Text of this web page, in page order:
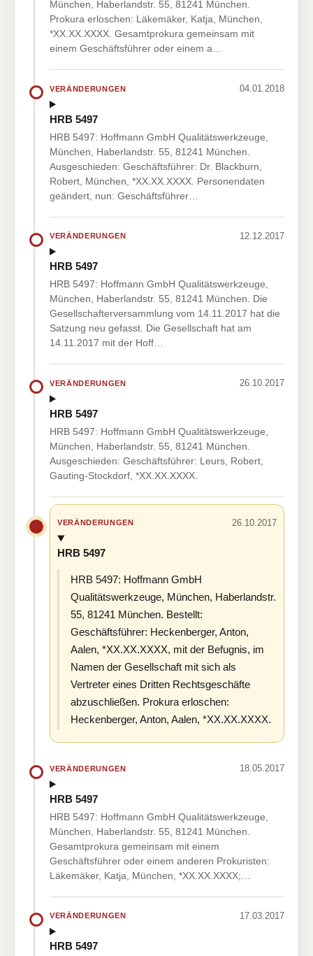
München, Haberlandstr. 55, 81241 München.
Prokura erloschen: Läkemäker, Katja, München,
*XX.XX.XXXX. Gesamtprokura gemeinsam mit
einem Geschäftsführer oder einem a…
VERÄNDERUNGEN 04.01.2018
HRB 5497
HRB 5497: Hoffmann GmbH Qualitätswerkzeuge,
München, Haberlandstr. 55, 81241 München.
Ausgeschieden: Geschäftsführer: Dr. Blackburn,
Robert, München, *XX.XX.XXXX. Personendaten
geändert, nun: Geschäftsführer…
VERÄNDERUNGEN 12.12.2017
HRB 5497
HRB 5497: Hoffmann GmbH Qualitätswerkzeuge,
München, Haberlandstr. 55, 81241 München. Die
Gesellschafterversammlung vom 14.11.2017 hat die
Satzung neu gefasst. Die Gesellschaft hat am
14.11.2017 mit der Hoff…
VERÄNDERUNGEN 26.10.2017
HRB 5497
HRB 5497: Hoffmann GmbH Qualitätswerkzeuge,
München, Haberlandstr. 55, 81241 München.
Ausgeschieden: Geschäftsführer: Leurs, Robert,
Gauting-Stockdorf, *XX.XX.XXXX.
VERÄNDERUNGEN 26.10.2017
HRB 5497
HRB 5497: Hoffmann GmbH
Qualitätswerkzeuge, München, Haberlandstr.
55, 81241 München. Bestellt:
Geschäftsführer: Heckenberger, Anton,
Aalen, *XX.XX.XXXX, mit der Befugnis, im
Namen der Gesellschaft mit sich als
Vertreter eines Dritten Rechtsgeschäfte
abzuschließen. Prokura erloschen:
Heckenberger, Anton, Aalen, *XX.XX.XXXX.
VERÄNDERUNGEN 18.05.2017
HRB 5497
HRB 5497: Hoffmann GmbH Qualitätswerkzeuge,
München, Haberlandstr. 55, 81241 München.
Gesamtprokura gemeinsam mit einem
Geschäftsführer oder einem anderen Prokuristen:
Läkemäker, Katja, München, *XX.XX.XXXX;…
VERÄNDERUNGEN 17.03.2017
HRB 5497